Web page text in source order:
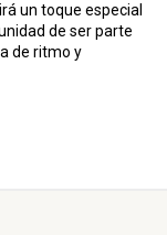
un toque especial
de ser parte
de ritmo y